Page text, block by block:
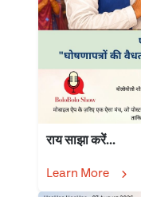
राय साझा करें...
Learn More